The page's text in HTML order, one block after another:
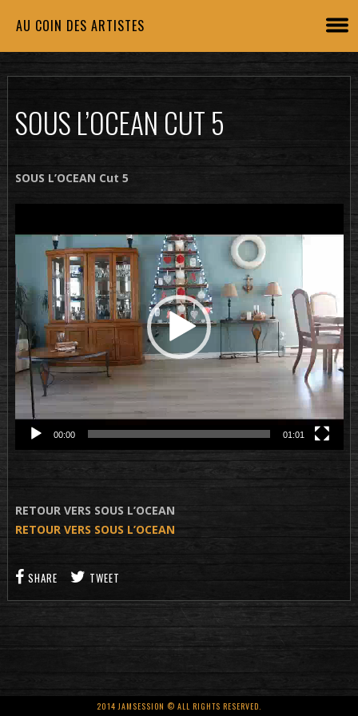
AU COIN DES ARTISTES
SOUS L’OCEAN CUT 5
SOUS L’OCEAN Cut 5
vidéo
00:00 01:01
RETOUR VERS SOUS L’OCEAN
RETOUR VERS SOUS L’OCEAN
SHARE TWEET
2014 JAMSESSION © ALL RIGHTS RESERVED.